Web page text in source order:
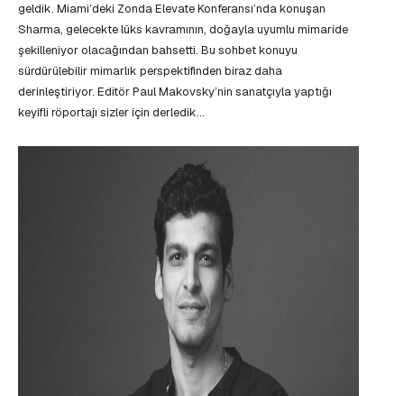
geldik. Miami’deki Zonda Elevate Konferansı’nda konuşan
Sharma, gelecekte lüks kavramının, doğayla uyumlu mimaride
şekilleniyor olacağından bahsetti. Bu sohbet konuyu
sürdürülebilir mimarlık perspektifinden biraz daha
derinleştiriyor. Editör Paul Makovsky’nin sanatçıyla yaptığı
keyifli röportajı sizler için derledik…